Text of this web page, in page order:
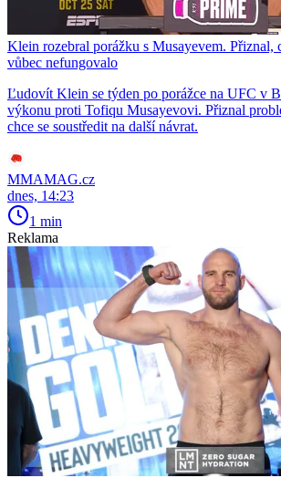
Klein rozebral porážku s Musayevem. Přiznal,
vůbec nefungovalo
Ľudovít Klein se týden po porážce na UFC v
výkonu proti Tofiqu Musayevovi. Přiznal
chce se soustředit na další návrat.
MMAMAG.cz
dnes, 14:23
1 min
Reklama